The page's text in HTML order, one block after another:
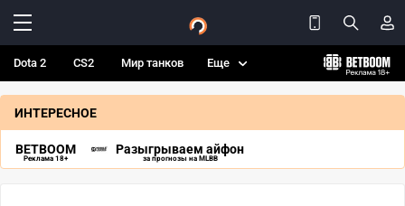
Dota 2 CS2 Мир танков Еще
ИНТЕРЕСНОЕ
BETBOOM
Реклама 18+
Разыгрываем айфон
за прогнозы на MLBB